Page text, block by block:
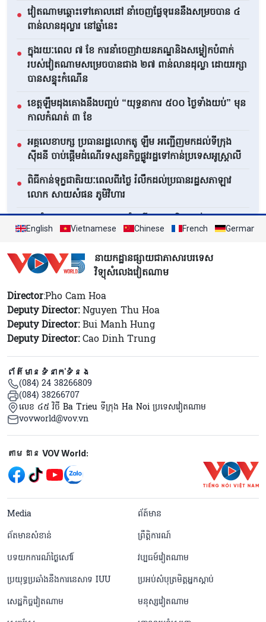
● វៀតណាមឆ្ពោះទៅគោលដៅ នាំចេញផ្លែទុរេននឹងសម្រចបាន ៤
ពាន់លានដុល្លារ នៅឆ្នាំនេះ
● ក្នុងរយៈពេល ៧ ខែ ការនាំចេញវាយនភណ្ឌនិងសម្លៀកបំពាក់
របស់វៀតណាមសម្រេចបានជាង ២៧ ពាន់លានដុល្លា ដោយរក្សា
បានសន្ទុះកំណើន
● ខេត្តឡឹមដុងគោងនឹងបញ្ចប់ “យុទ្ធនាការ ៥០០ ថ្ងៃទាំងយប់” មុន
កាលកំណត់ ៣ ខែ
● អគ្គលេខាបក្ស ប្រធានរដ្ឋលោកតូ ឡឹម អញ្ជើញមកដល់ទីក្រុង
ស៊ីដនី ចាប់ផ្តើមដំណើរទស្សនកិច្ចផ្លូវរដ្ឋទៅកាន់ប្រទេសអូស្ត្រាលី
● ពិធីកាន់ទុក្ខជាតិរយៈពេលពីរថ្ងៃ រំលឹកដល់ប្រធានរដ្ឋសភាឡាវ
លោក សាយសំផន ភូមិវិហារ
អ្នកជំនាញ Layton Pike៖ ដំណើរទស្សនកិច្ចរបស់អគ្គលេខា
បក្ស ប្រធានរដ្ឋលោកតូ ឡឹម បញ្ជាក់ពីកម្រិតជឿទុកចិត្តកាន់តែខ្ពស់
មើលទាំងអស់
English Vietnamese Chinese French German
នាយកដ្ឋានផ្សាយជាភាសារបរទេស
វិទ្យុសំលេងវៀតណាម
Director:Pho Cam Hoa
Deputy Director:Nguyen Thu Hoa
Deputy Director:Bui Manh Hung
Deputy Director:Cao Dinh Trung
ព័ត៌មានទំនាក់ទំនង
(084) 24 38266809
(084) 38266707
លេខ ៤៥ វិថី Ba Trieu ទីក្រុង Ha Noi ប្រទេសវៀតណាម
vovworld@vov.vn
Mạng xã hội
តាមដាន VOV World:
menu footer tiếng Khmer
Media
ព័ត៍មាន
ព័តមានសំខាន់
ព្រឹត្តិការណ៍
បទយកការណ៍ថ្ងៃសៅរ៍
វប្បធម៍វៀតណាម
ប្រយុទ្ធប្រឆាំងនឹងការនេសាទ IUU
ប្រអប់សំបុត្រមិត្តអ្នកស្តាប់
សេដ្ឋកិច្ចវៀតណាម
មនុស្សវៀតណាម